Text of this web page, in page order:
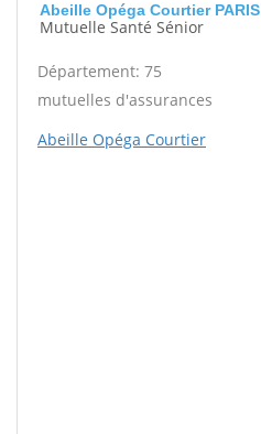
Abeille Opéga Courtier PARIS
Mutuelle Santé Sénior
Département: 75
mutuelles d'assurances
Abeille Opéga Courtier